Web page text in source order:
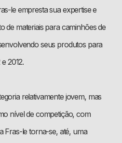
le empresta sua expertise e
de materiais para caminhões de
seus produtos para
2012.
relativamente jovem, mas
nível de competição, com
Fras-le torna-se, até, uma